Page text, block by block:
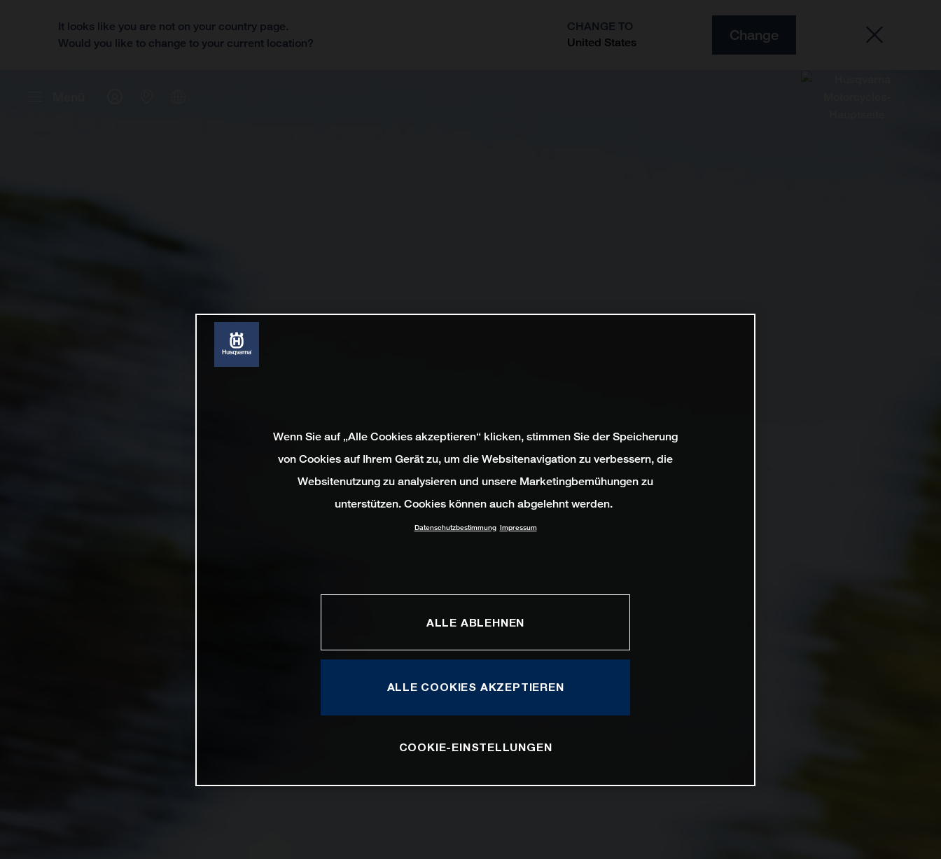
It looks like you are not on your country page.
Would you like to change to your current location?
CHANGE TO
United States
Change
Wenn Sie auf „Alle Cookies akzeptieren“ klicken, stimmen Sie der Speicherung
von Cookies auf Ihrem Gerät zu, um die Websitenavigation zu verbessern, die
Websitenutzung zu analysieren und unsere Marketingbemühungen zu
unterstützen. Cookies können auch abgelehnt werden.
Datenschutzbestimmung Impressum
ALLE ABLEHNEN
ALLE COOKIES AKZEPTIEREN
COOKIE-EINSTELLUNGEN